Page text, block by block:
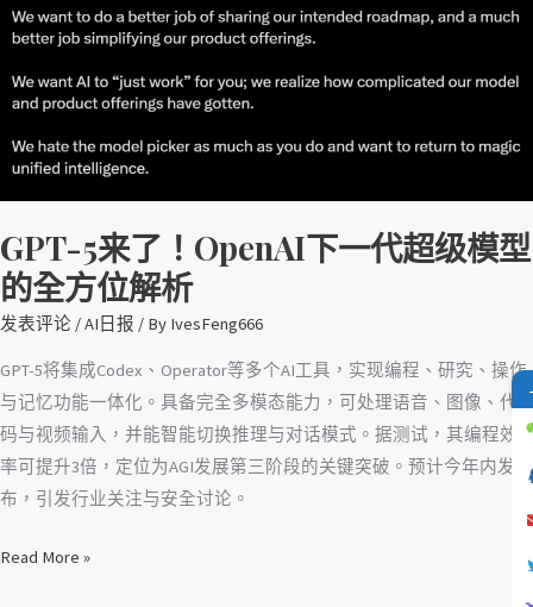
GPT-5来了！OpenAI下一代超级模型
的全方位解析
发表评论 /AI日报 / By IvesFeng666
GPT-5将集成Codex、Operator等多个AI工具，实现编程、研究、操作
与记忆功能一体化。具备完全多模态能力，可处理语音、图像、代
码与视频输入，并能智能切换推理与对话模式。据测试，其编程效
率可提升3倍，定位为AGI发展第三阶段的关键突破。预计今年内发
布，引发行业关注与安全讨论。
了！
OpenAI
下
一
代
超
级
模
型
的
全
方
位
解
析
Read More »